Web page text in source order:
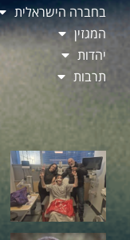
בחברה הישראלית
המגזין
יהדות
תרבות